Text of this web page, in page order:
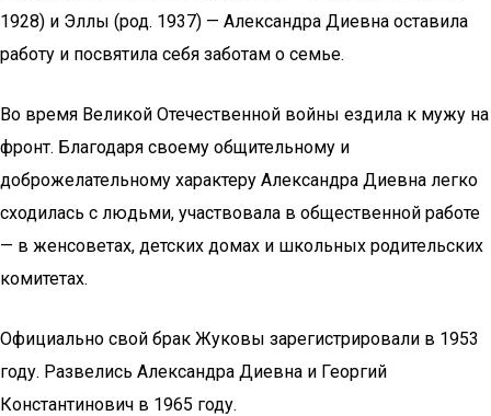
1928) и Эллы (род. 1937) — Александра Диевна оставила
работу и посвятила себя заботам о семье.
Во время Великой Отечественной войны ездила к мужу на
фронт. Благодаря своему общительному и
доброжелательному характеру Александра Диевна легко
сходилась с людьми, участвовала в общественной работе
— в женсоветах, детских домах и школьных родительских
комитетах.
Официально свой брак Жуковы зарегистрировали в 1953
году. Развелись Александра Диевна и Георгий
Константинович в 1965 году.